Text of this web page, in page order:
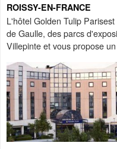
ROISSY-EN-FRANCE
L'hôtel Golden Tulip
de Gaulle, des parcs
Villepinte et vous propose